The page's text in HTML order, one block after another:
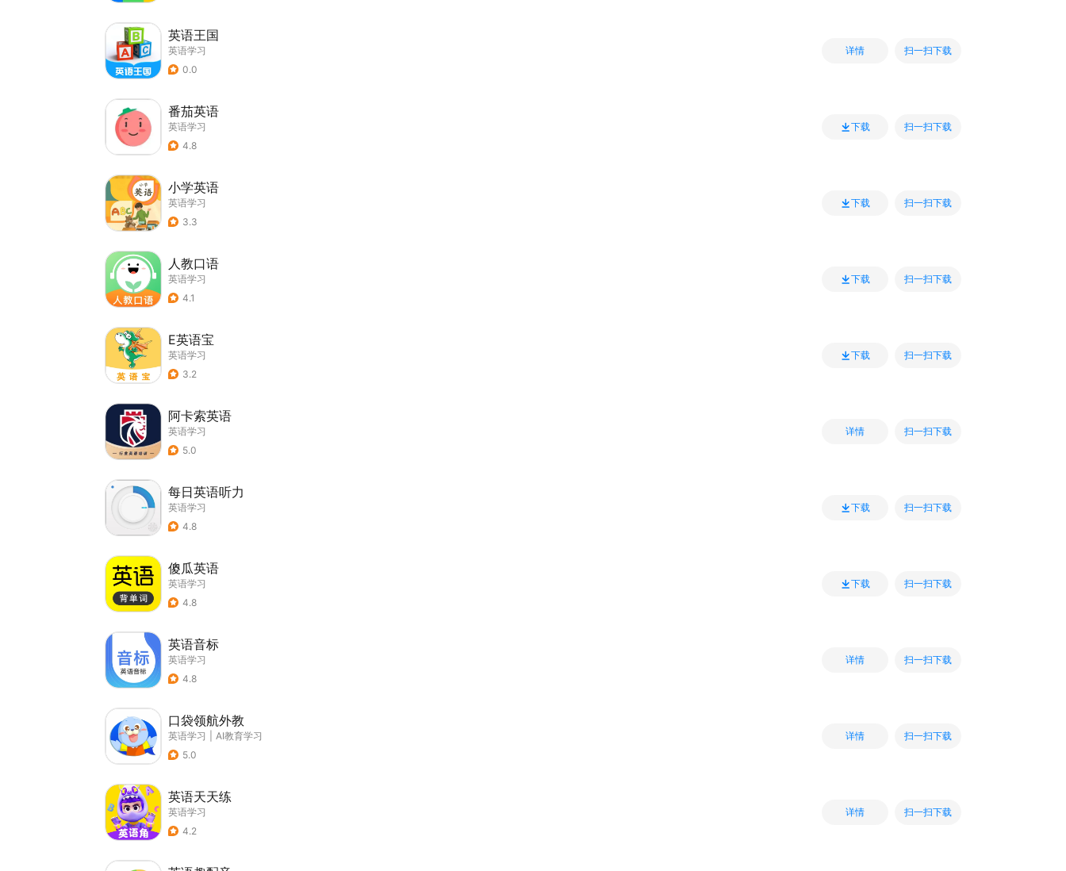
英语王国
英语学习
0.0
详情 扫一扫下载
番茄英语
英语学习
4.8
下载 扫一扫下载
小学英语
英语学习
3.3
下载 扫一扫下载
人教口语
英语学习
4.1
下载 扫一扫下载
E英语宝
英语学习
3.2
下载 扫一扫下载
阿卡索英语
英语学习
5.0
详情 扫一扫下载
每日英语听力
英语学习
4.8
下载 扫一扫下载
傻瓜英语
英语学习
4.8
下载 扫一扫下载
英语音标
英语学习
4.8
详情 扫一扫下载
口袋领航外教
英语学习
AI教育学习
5.0
详情 扫一扫下载
英语天天练
英语学习
4.2
详情 扫一扫下载